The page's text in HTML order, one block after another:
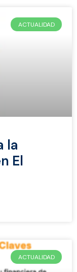
ACTUALIDAD
la
El
ACTUALIDAD